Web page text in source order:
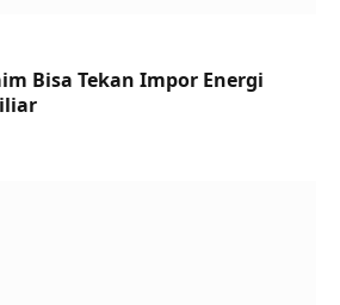
Bisa Tekan Impor Energi